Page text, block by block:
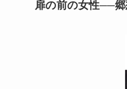
扉の前の女性──